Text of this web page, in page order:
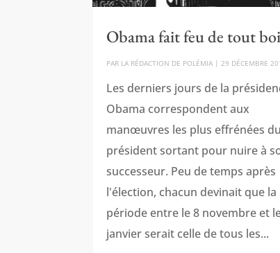
Obama fait feu de tout
PAR LA RÉDACTION DE POLÉMIA |29 DÉCEMBRE
Les derniers jours de la
Obama correspondent aux
manœuvres les plus effrénées du
président sortant pour nuire à
successeur. Peu de temps après
l'élection, chacun devinait que la
période entre le 8 novembre et
janvier serait celle de tous les...